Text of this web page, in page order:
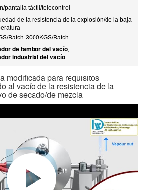
pantalla táctil/telecontrol
de la resistencia de la explosión/de la baja
Batch-3000KGS/Batch
de tambor del vacío,
industrial del vacío
modificada para requisitos
al vacío de la resistencia de la
de secado/de mezcla